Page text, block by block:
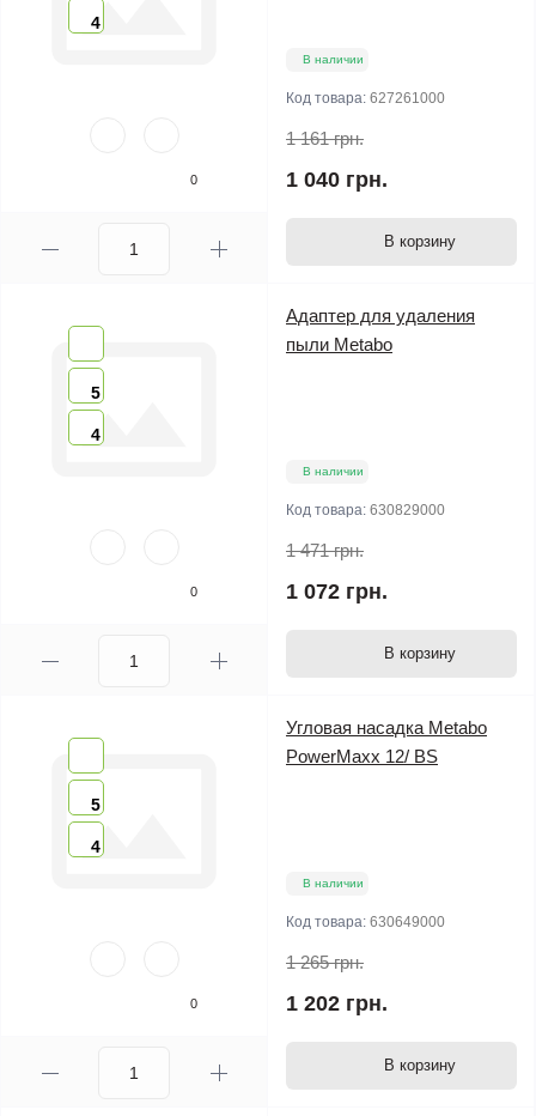
4
0
В наличии
Код товара: 627261000
1 161 грн.
1 040 грн.
В корзину
5
4
0
Адаптер для удаления
пыли Metabo
В наличии
Код товара: 630829000
1 471 грн.
1 072 грн.
В корзину
5
4
0
Угловая насадка Metabo
PowerMaxx 12/ BS
В наличии
Код товара: 630649000
1 265 грн.
1 202 грн.
В корзину